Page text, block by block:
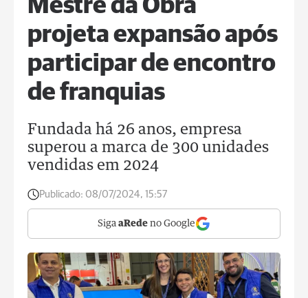
Mestre da Obra
projeta expansão após
participar de encontro
de franquias
Fundada há 26 anos, empresa
superou a marca de 300 unidades
vendidas em 2024
Publicado: 08/07/2024, 15:57
Siga aRede no Google